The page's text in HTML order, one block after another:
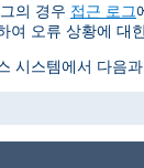
의 경우 접근 로그
오류 상황에 대
시스템에서 다음